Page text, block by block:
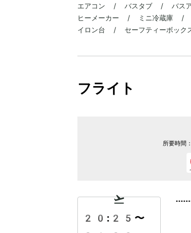
エアコン / バスタブ / バス
ヒーメーカー / ミニ冷蔵
イロン台 / セーフティーボック
フライト
所要時間：
20:25 〜